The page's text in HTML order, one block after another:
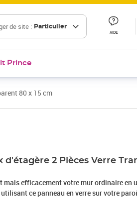
de site : Particulier
AIDE
Prince
80 x 15 cm
d'étagère 2 Pièces Verre
mais efficacement votre mur ordinaire en
ce panneau en verre sur votre
idéal pour les maisons comme pour les